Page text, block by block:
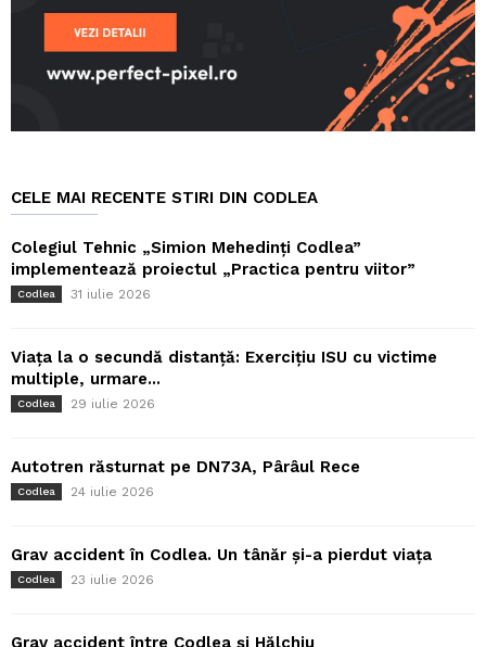
CELE MAI RECENTE STIRI DIN CODLEA
Colegiul Tehnic „Simion Mehedinți Codlea”
implementează proiectul „Practica pentru viitor”
Codlea 31 iulie 2026
Viața la o secundă distanță: Exercițiu ISU cu victime
multiple, urmare...
Codlea 29 iulie 2026
Autotren răsturnat pe DN73A, Pârâul Rece
Codlea 24 iulie 2026
Grav accident în Codlea. Un tânăr și-a pierdut viața
Codlea 23 iulie 2026